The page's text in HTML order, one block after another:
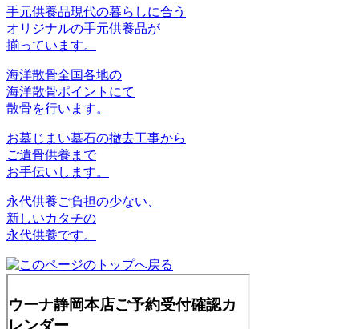
手元供養品現代の暮らしに合う
オリジナルの手元供養品が
揃っています。
海洋散骨全国各地の
海洋散骨ポイントにて
散骨を行います。
お墓じまい墓石の撤去工事から
ご遺骨供養まで
お手伝いします。
永代供養ご負担の少ない、
新しいカタチの
永代供養です。